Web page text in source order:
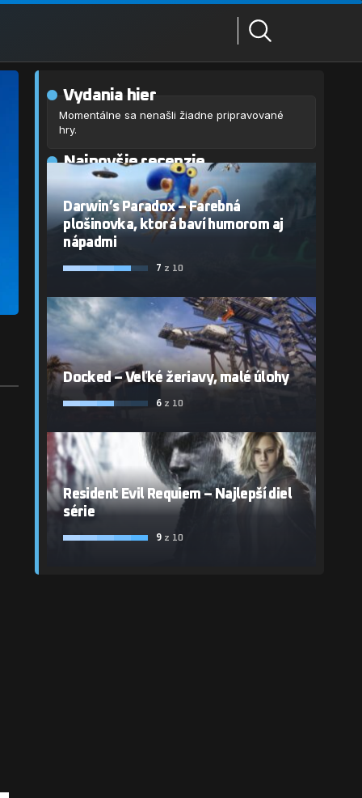
Vydania hier
Momentálne sa nenašli žiadne pripravované
hry.
Najnovšie recenzie
Darwin’s Paradox – Farebná
plošinovka, ktorá baví humorom aj
nápadmi
7 z 10
Docked – Veľké žeriavy, malé úlohy
6 z 10
Resident Evil Requiem – Najlepší diel
série
9 z 10